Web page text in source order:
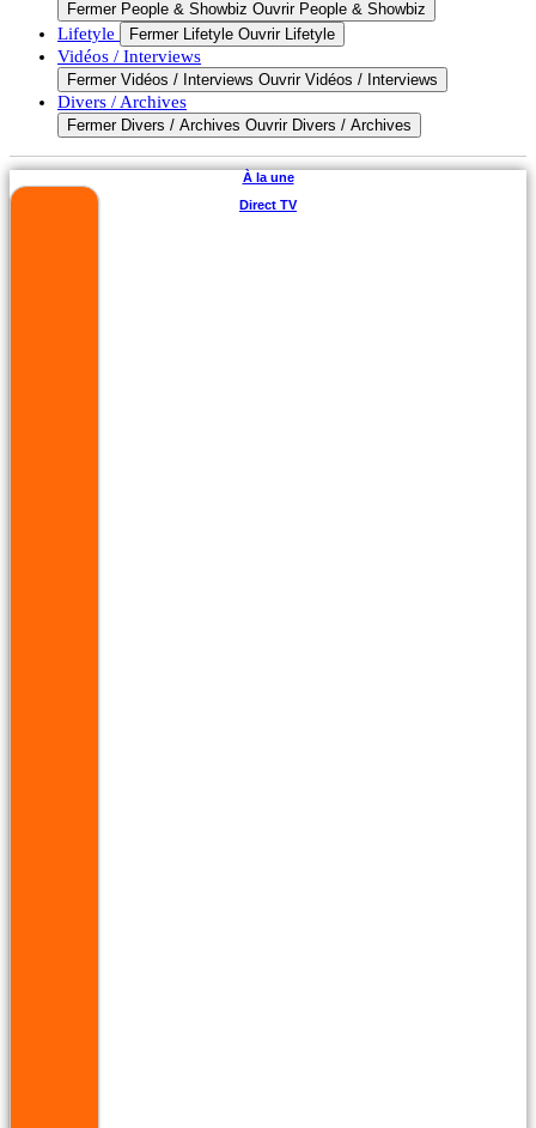
Fermer People & Showbiz Ouvrir People & Showbiz
Lifetyle Fermer Lifetyle Ouvrir Lifetyle
Vidéos / Interviews
Fermer Vidéos / Interviews Ouvrir Vidéos / Interviews
Divers / Archives
Fermer Divers / Archives Ouvrir Divers / Archives
À la une
Direct TV